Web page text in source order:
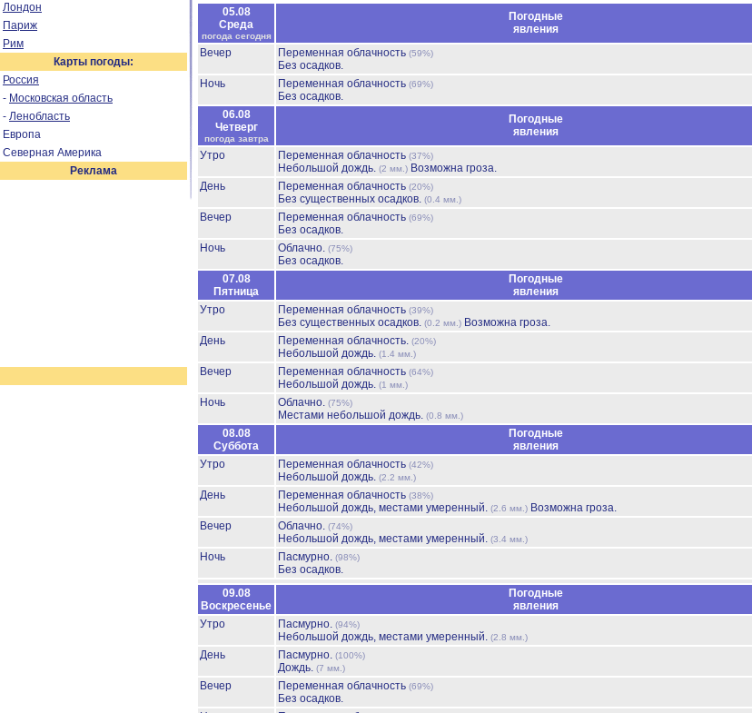
Лондон
Париж
Рим
Карты погоды:
Россия
- Московская область
- Ленобласть
Европа
Северная Америка
Реклама
05.08
Среда
погода сегодня
Погодные
явления
Вечер Переменная облачность (59%)
Без осадков.
Ночь
Переменная облачность (69%)
Без осадков.
06.08
Четверг
погода завтра
Погодные
явления
Утро Переменная облачность (37%)
Небольшой дождь. (2 мм.) Возможна гроза.
День
Переменная облачность (20%)
Без существенных осадков. (0.4 мм.)
Вечер
Переменная облачность (69%)
Без осадков.
Ночь
Облачно. (75%)
Без осадков.
07.08
Пятница
Погодные
явления
Утро
Переменная облачность (39%)
Без существенных осадков. (0.2 мм.) Возможна гроза.
День
Переменная облачность. (20%)
Небольшой дождь. (1.4 мм.)
Вечер
Переменная облачность (64%)
Небольшой дождь. (1 мм.)
Ночь
Облачно. (75%)
Местами небольшой дождь. (0.8 мм.)
08.08
Суббота
Погодные
явления
Утро
Переменная облачность (42%)
Небольшой дождь. (2.2 мм.)
День
Переменная облачность (38%)
Небольшой дождь, местами умеренный. (2.6 мм.) Возможна гроза.
Вечер
Облачно. (74%)
Небольшой дождь, местами умеренный. (3.4 мм.)
Ночь
Пасмурно. (98%)
Без осадков.
09.08
Воскресенье
Погодные
явления
Утро
Пасмурно. (94%)
Небольшой дождь, местами умеренный. (2.8 мм.)
День
Пасмурно. (100%)
Дождь. (7 мм.)
Вечер
Переменная облачность (69%)
Без осадков.